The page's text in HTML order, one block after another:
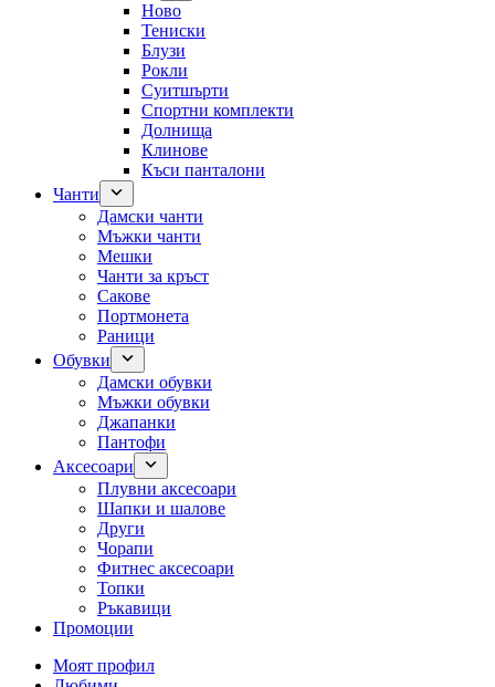
Ново
Тениски
Блузи
Рокли
Суитшърти
Спортни комплекти
Долнища
Клинове
Къси панталони
Чанти
Дамски чанти
Мъжки чанти
Мешки
Чанти за кръст
Сакове
Портмонета
Раници
Обувки
Дамски обувки
Мъжки обувки
Джапанки
Пантофи
Аксесоари
Плувни аксесоари
Шапки и шалове
Други
Чорапи
Фитнес аксесоари
Топки
Ръкавици
Промоции
Моят профил